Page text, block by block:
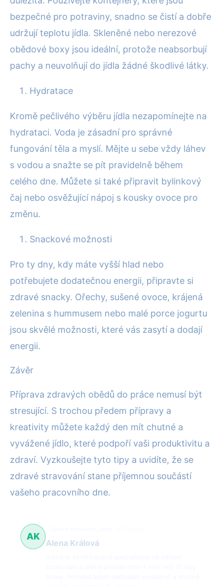
bezpečné pro potraviny, snadno se čistí a dobře
udržují teplotu jídla. Skleněné nebo nerezové
obědové boxy jsou ideální, protože neabsorbují
pachy a neuvolňují do jídla žádné škodlivé látky.
Hydratace
Kromě pečlivého výběru jídla nezapomínejte na
hydrataci. Voda je zásadní pro správné
fungování těla a myslí. Mějte u sebe vždy láhev
s vodou a snažte se pít pravidelně během
celého dne. Můžete si také připravit bylinkový
čaj nebo osvěžující nápoj s kousky ovoce pro
změnu.
Snackové možnosti
Pro ty dny, kdy máte vyšší hlad nebo
potřebujete dodatečnou energii, připravte si
zdravé snacky. Ořechy, sušené ovoce, krájená
zelenina s hummusem nebo malé porce jogurtu
jsou skvělé možnosti, které vás zasytí a dodají
energii.
Závěr
Příprava zdravých obědů do práce nemusí být
stresující. S trochou předem přípravy a
kreativity můžete každý den mít chutné a
vyvážené jídlo, které podpoří vaši produktivitu a
zdraví. Vyzkoušejte tyto tipy a uvidíte, že se
zdravé stravování stane příjemnou součástí
vašeho pracovního dne.
AK
Alena Králová